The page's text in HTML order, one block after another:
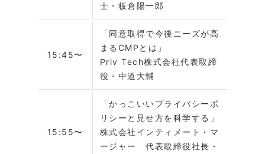
士・板倉陽一郎
15:45〜
「同意取得で今後ニーズが高
まるCMPとは」
Priv Tech株式会社代表取締
役・中道大輔
15:55〜
「かっこいいプライバシーポ
リシーと見せ方を科学する」
株式会社インティメート・マ
ージャー 代表取締役社長・